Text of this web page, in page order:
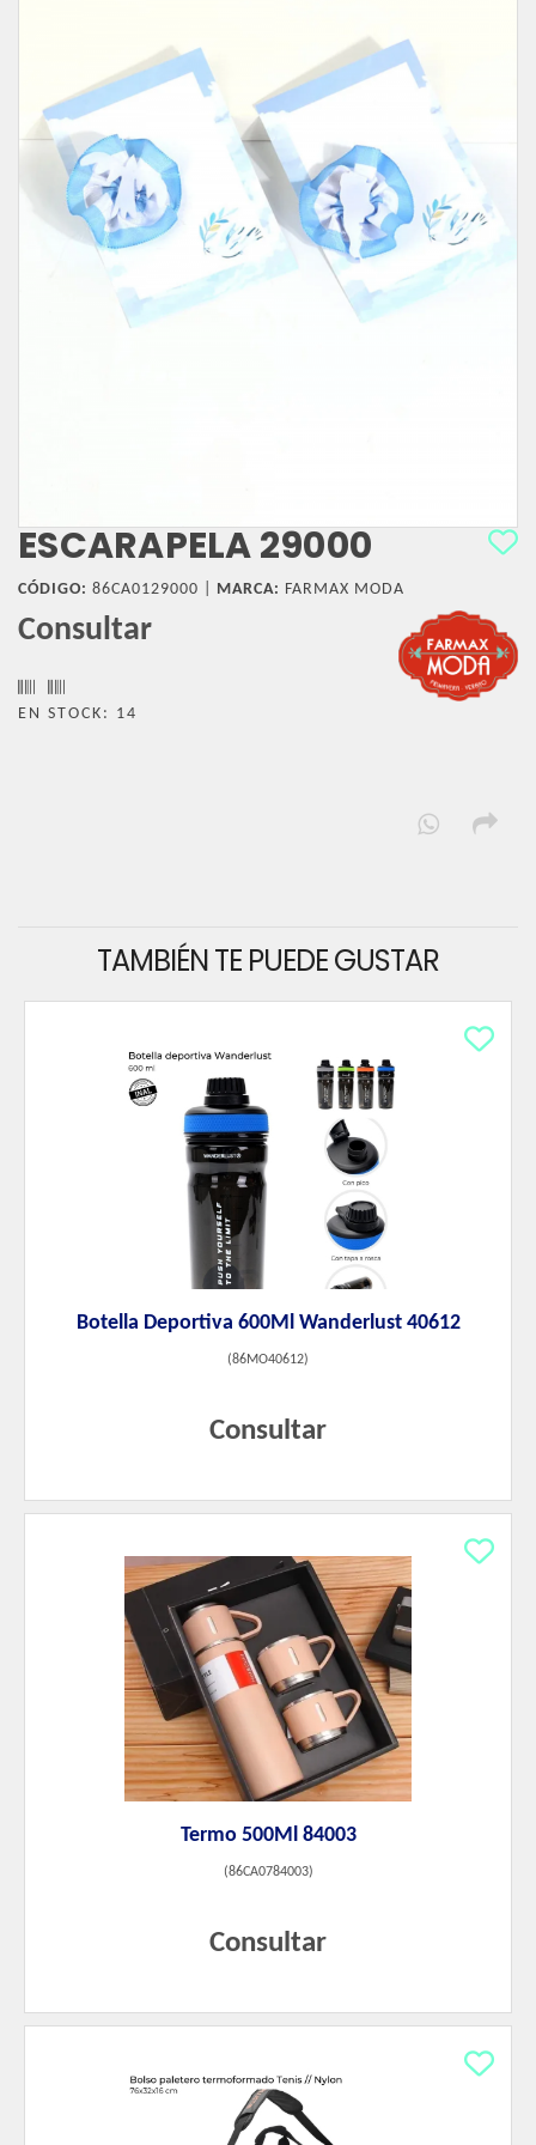
ESCARAPELA 29000
CÓDIGO: 86CA0129000 | MARCA: FARMAX MODA
Consultar
EN STOCK: 14
TAMBIÉN TE PUEDE GUSTAR
Botella Deportiva 600Ml Wanderlust 40612
(86MO40612)
Consultar
Termo 500Ml 84003
(86CA0784003)
Consultar